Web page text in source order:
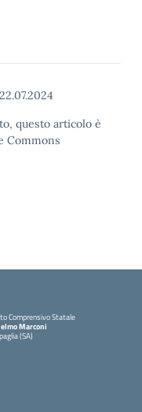
22.07.2024
questo articolo è
Commons
Comprensivo Statale
Marconi
(SA)
la pagina iniziale della scuola